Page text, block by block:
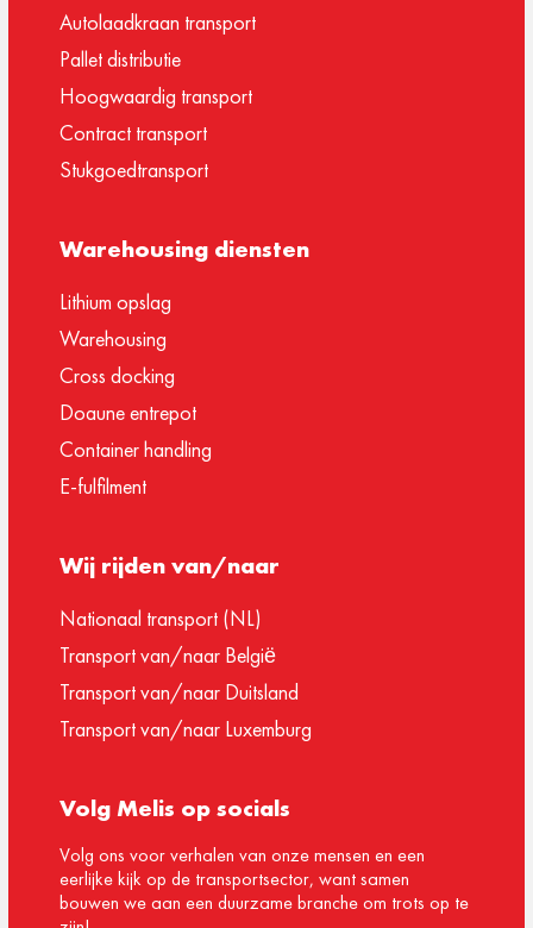
Autolaadkraan transport
Pallet distributie
Hoogwaardig transport
Contract transport
Stukgoedtransport
Warehousing diensten
Lithium opslag
Warehousing
Cross docking
Doaune entrepot
Container handling
E-fulfilment
Wij rijden van/naar
Nationaal transport (NL)
Transport van/naar België
Transport van/naar Duitsland
Transport van/naar Luxemburg
Volg Melis op socials
Volg ons voor verhalen van onze mensen en een
eerlijke kijk op de transportsector, want samen
bouwen we aan een duurzame branche om trots op te